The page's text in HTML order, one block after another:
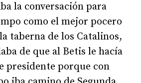
la conversación para
como el mejor pocero
taberna de los Catalinos,
de que al Betis le hacía
presidente porque con